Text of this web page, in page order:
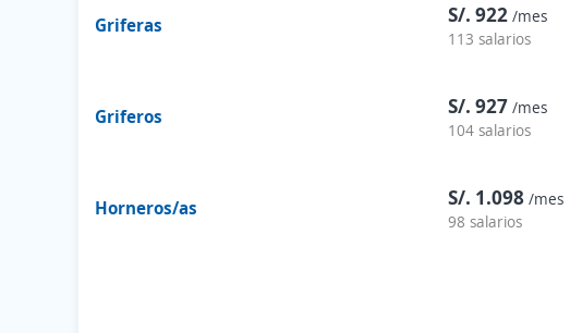
Griferas S/. 922 /mes
113 salarios
Griferos S/. 927 /mes
104 salarios
Horneros/as S/. 1.098 /mes
98 salarios